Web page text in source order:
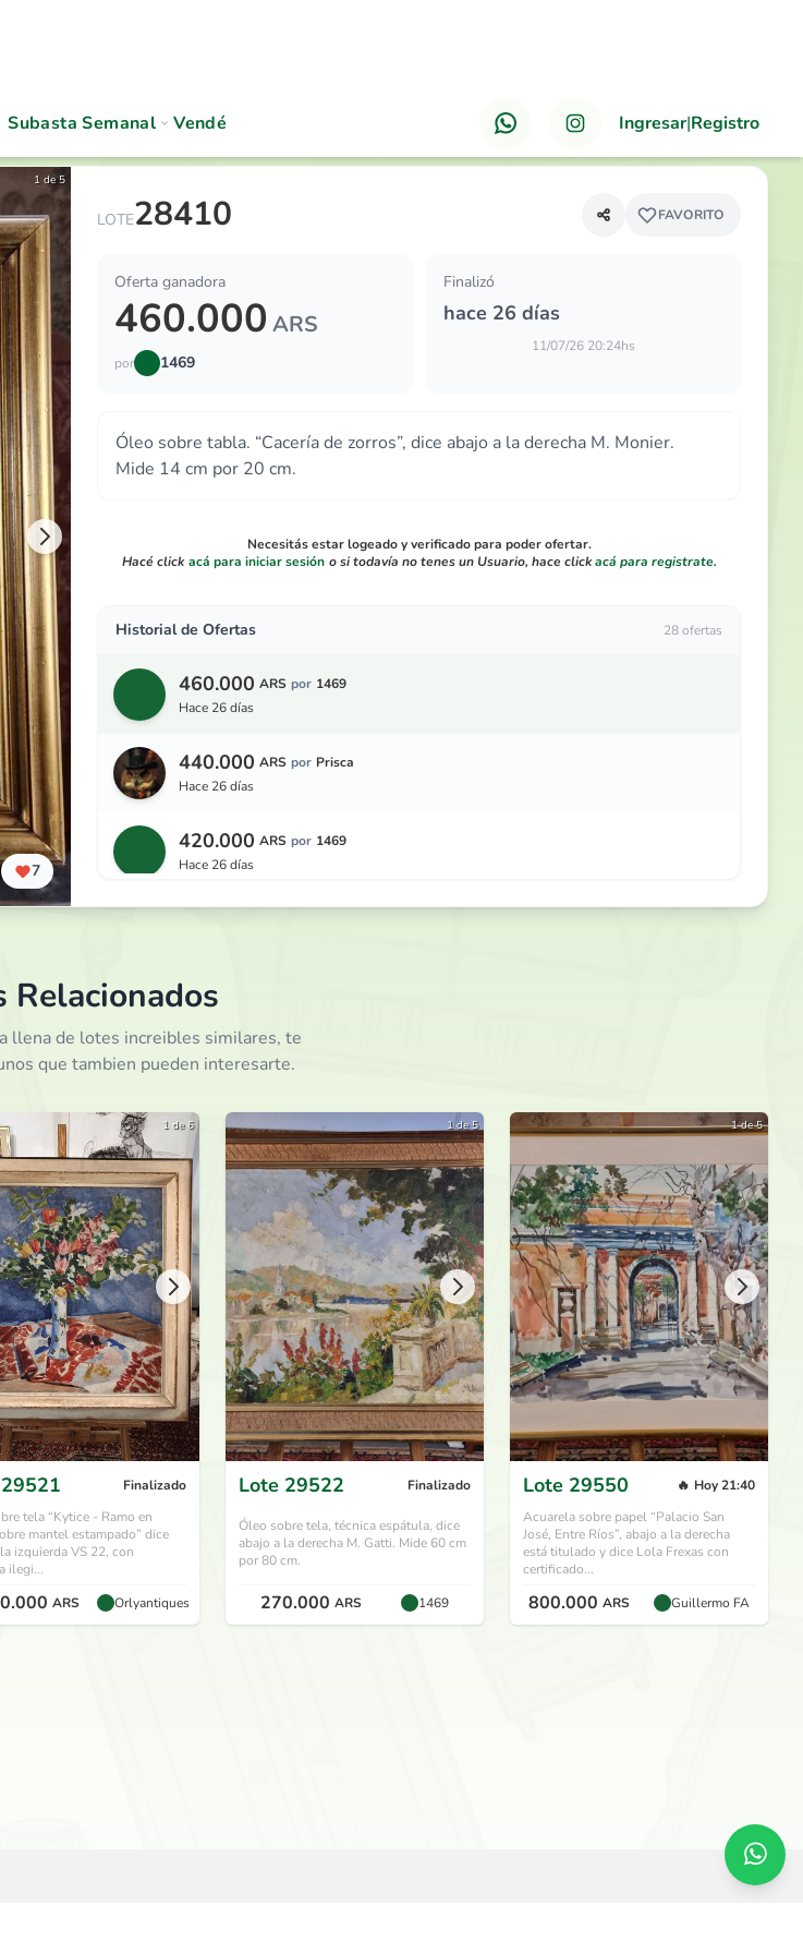
Subasta Semanal Vendé Ingresar|Registro
ANTERIOR PRÓXIMO
7
1 de 5
LOTE28410 FAVORITO
Óleo sobre tabla
Oferta ganadora
460.000 ARS
por 1469
Finalizó
hace 26 días
11/07/26 20:24hs
Óleo sobre tabla. “Cacería de zorros”, dice abajo a la derecha M. Monier.
Mide 14 cm por 20 cm.
Necesitás estar logeado y verificado para poder ofertar.
Hacé click acá para iniciar sesión o si todavía no tenes un Usuario, hace clickacá para registrate.
Historial de Ofertas 28 ofertas
460.000 ARS por 1469
hace 26 días
440.000 ARS por Prisca
hace 26 días
420.000 ARS por 1469
hace 26 días
380.000
360.000
340.000 ARS por 1469
hace 26 días
320.000 ARS por Prisca
hace 26 días
300.000 ARS por 1469
hace 26 días
290.000 ARS por Prisca
hace 26 días
Relacionados
llena de lotes increibles similares, te
que tambien pueden interesarte.
1 de 6
29521
Finalizado
tela “Kytice - Ramo en
mantel estampado” dice
izquierda VS 22, con
ilegi...
ARS Orlyantiques
1 de 5
Lote 29522 Finalizado
Óleo sobre tela, técnica espátula, dice
abajo a la derecha M. Gatti. Mide 60 cm
por 80 cm.
270.000 ARS 1469
1 de 5
Lote 29550 🔥 Hoy 21:40
Acuarela sobre papel “Palacio San
José, Entre Ríos”, abajo a la derecha
está titulado y dice Lola Frexas con
certificado...
800.000 ARS Guillermo FA